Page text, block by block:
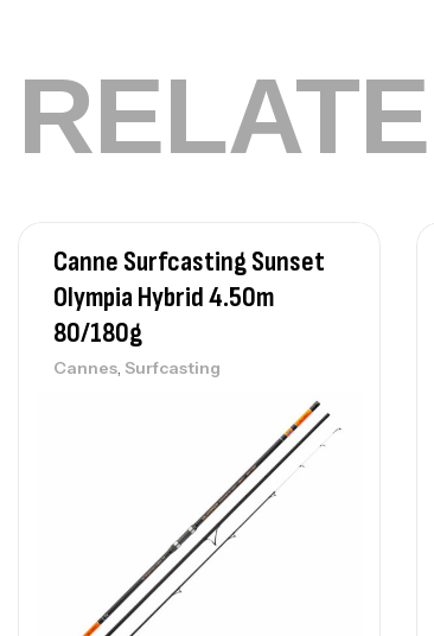
Canne Surfcasting Sunset
Olympia Hybrid 4.50m
80/180g
Cannes, Surfcasting